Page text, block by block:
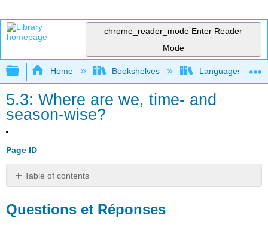
chrome_reader_mode Enter Reader
Mode
Expand/collapse global hierarchy
Home Bookshelves Languages
5.3: Where are we, time- and
season-wise?
Page ID
Table of contents
Réponses
Questions et Réponses